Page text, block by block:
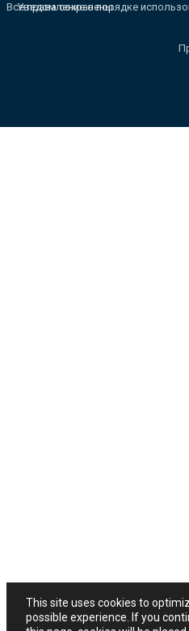
Все права сохранены.
Уведомление о порядке
This site uses cookies to
possible experience. If you